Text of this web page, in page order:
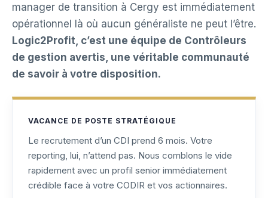
manager de transition à Cergy est immédiatement
opérationnel là où aucun généraliste ne peut l’être.
Logic2Profit, c’est une équipe de Contrôleurs
de gestion avertis, une véritable communauté
de savoir à votre disposition.
VACANCE DE POSTE STRATÉGIQUE
Le recrutement d’un CDI prend 6 mois. Votre
reporting, lui, n’attend pas. Nous comblons le vide
rapidement avec un profil senior immédiatement
crédible face à votre CODIR et vos actionnaires.